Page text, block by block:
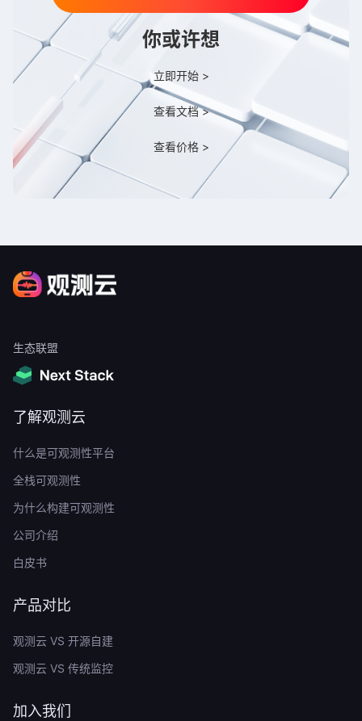
你或许想
立即开始 >
查看文档 >
查看价格 >
生态联盟
了解观测云
什么是可观测性平台
全栈可观测性
为什么构建可观测性
公司介绍
白皮书
产品对比
观测云 VS 开源自建
观测云 VS 传统监控
加入我们